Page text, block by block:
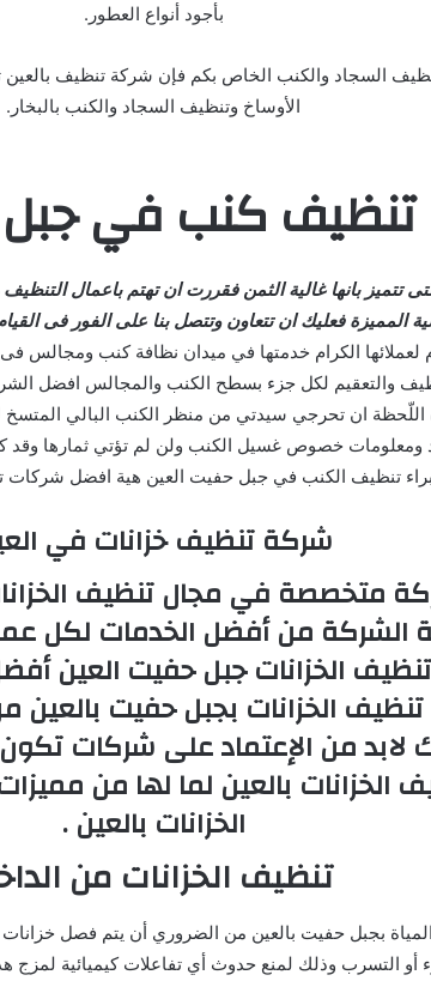
بأجود أنواع العطور.
السجاد والكنب الخاص بكم فإن شركة تنظيف
الأوساخ وتنظيف السجاد والكنب بالبخار.
كنب في جبل
تتميز بانها غالية الثمن فقررت ان تهتم باعمال
المميزة فعليك ان تتعاون وتتصل بنا على الفور فى
لعملائها الكرام خدمتها في ميدان نظافة كنب ومجالس
والتعقيم لكل جزء بسطح الكنب والمجالس افضل
ان تحرجي سيدتي من منظر الكنب البالي المتسخ
خصوص غسيل الكنب ولن لم تؤتي ثمارها وقد
تنظيف الكنب في جبل حفيت العين هية افضل شركات
شركة تنظيف خزانات في
متخصصة في مجال تنظيف
الشركة من أفضل الخدمات لكل
الخزانات جبل حفيت العين
الخزانات بجبل حفيت بالعين
لابد من الإعتماد على شركات
الخزانات بالعين لما لها من
الخزانات بالعين .
تنظيف الخزانات من
بجبل حفيت بالعين من الضروري أن يتم فصل خزانات
أو التسرب وذلك لمنع حدوث أي تفاعلات كيميائية